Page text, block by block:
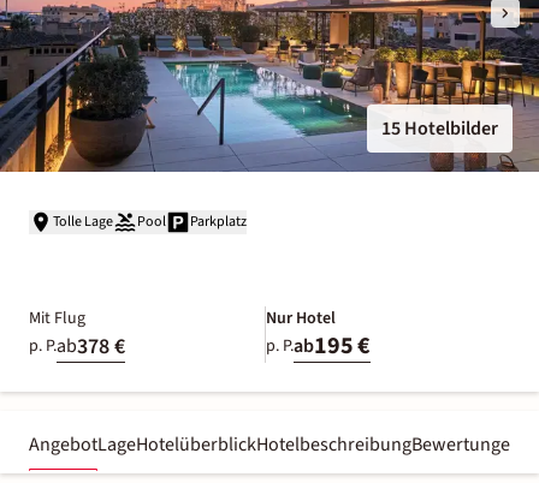
15 Hotelbilder
Tolle Lage Pool Parkplatz
Mit Flug
p. P.ab378 €
Nur Hotel
p. P.ab195 €
AngebotLageHotelüberblickHotelbeschreibungBewertungen